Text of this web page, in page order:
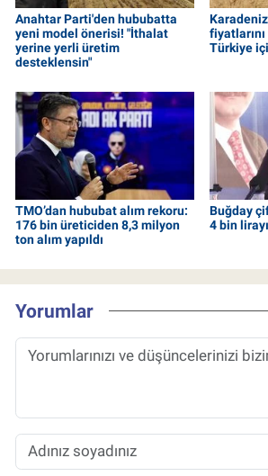
Anahtar Parti'den hububatta
yeni model önerisi! "İthalat
yerine yerli üretim
desteklensin"
Türkiye
TMO’dan hububat alım rekoru:
176 bin üreticiden 8,3 milyon
ton alım yapıldı
Buğday
4 bin
Yorumlar